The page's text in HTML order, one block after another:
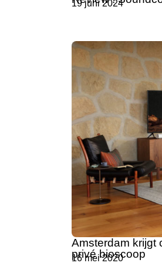
19 juni 2024
Amsterdam krijgt
privé bioscoop
16 mei 2020